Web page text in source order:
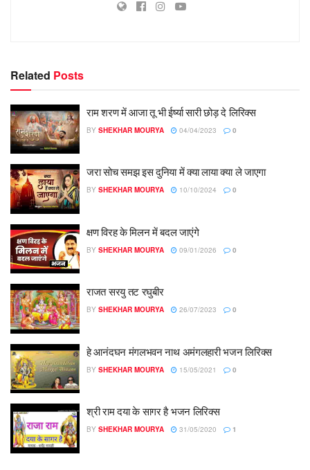
Related Posts
राम शरण में आजा तू भी ईर्ष्या सारी छोड़ दे लिरिक्स
BY SHEKHAR MOURYA 04/04/2023 0
जरा सोच समझ इस दुनिया में क्या लाया क्या ले जाएगा
BY SHEKHAR MOURYA 10/10/2024 0
क्षण विरह के मिलन में बदल जाएंगे
BY SHEKHAR MOURYA 09/01/2026 0
राजत सरयु तट रघुबीर
BY SHEKHAR MOURYA 26/07/2023 0
हे आनंदघन मंगलभवन नाथ अमंगलहारी भजन लिरिक्स
BY SHEKHAR MOURYA 15/05/2021 0
श्री राम दया के सागर है भजन लिरिक्स
BY SHEKHAR MOURYA 31/05/2020 1